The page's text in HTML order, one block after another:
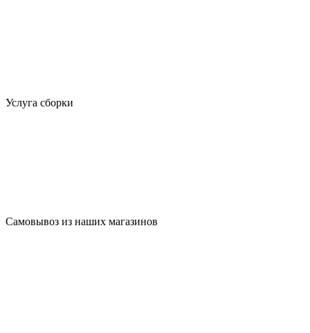
Услуга сборки
Самовывоз из наших магазинов